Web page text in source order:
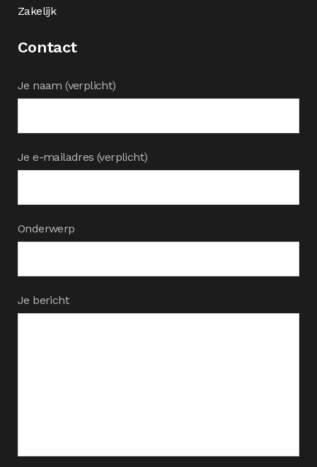
Zakelijk
Contact
Je naam (verplicht)
Je e-mailadres (verplicht)
Onderwerp
Je bericht